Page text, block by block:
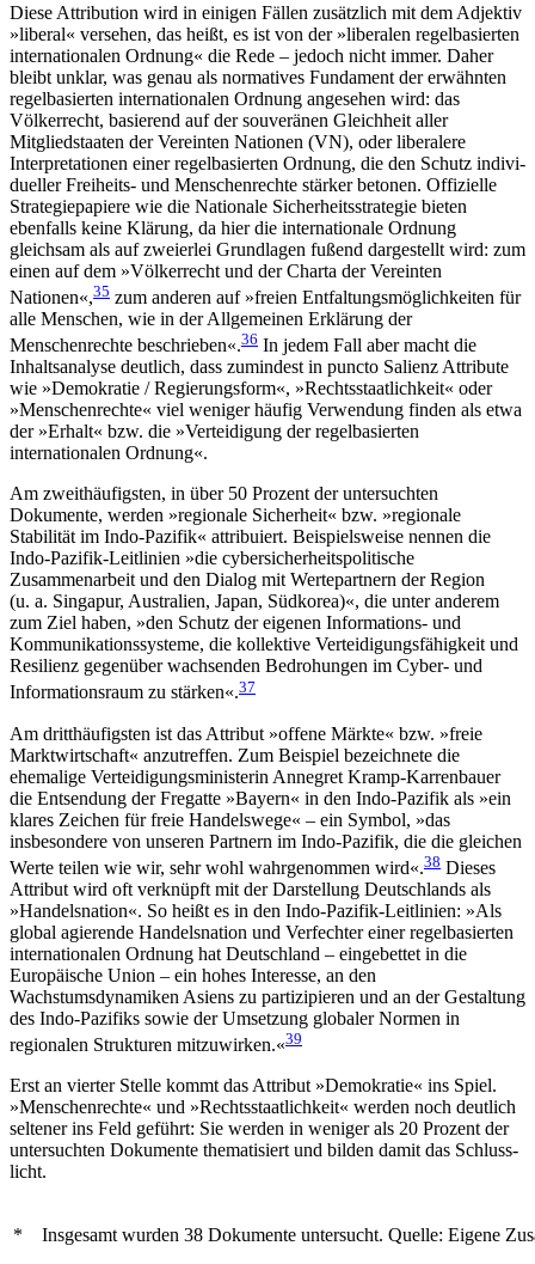
Diese Attribution wird in einigen Fällen zusätzlich mit dem Adjektiv
»liberal« versehen, das heißt, es ist von der »liberalen regelbasierten
internationalen Ord­nung« die Rede – jedoch nicht immer. Daher
bleibt unklar, was genau als normatives Fundament der erwähnten
regelbasierten internationalen Ordnung angesehen wird: das
Völkerrecht, basierend auf der souveränen Gleichheit aller
Mitgliedstaaten der Ver­ein­ten Nationen (VN), oder liberalere
Interpretationen einer regelbasierten Ordnung, die den Schutz indivi­
du­eller Freiheits- und Menschenrechte stärker beto­nen. Offizielle
Strategiepapiere wie die Nationale Sicherheitsstrategie bieten
ebenfalls keine Klärung, da hier die internationale Ordnung
gleichsam als auf zweier­lei Grundlagen fußend dargestellt wird: zum
einen auf dem »Völkerrecht und der Charta der Vereinten
Nationen«,35 zum anderen auf »freien Entfaltungsmöglichkeiten für
alle Menschen, wie in der Allge­mei­nen Erklärung der
Menschenrechte beschrieben«.36 In jedem Fall aber macht die
Inhaltsanalyse deutlich, dass zumindest in puncto Salienz Attribute
wie »Demokratie / Regierungsform«, »Rechtsstaatlichkeit« oder
»Menschenrechte« viel weniger häufig Verwendung finden als etwa
der »Erhalt« bzw. die »Verteidigung der regelbasierten
internationalen Ordnung«.
Am zweithäufigsten, in über 50 Prozent der untersuchten
Dokumente, werden »regionale Sicherheit« bzw. »regionale
Stabilität im Indo-Pazifik« attribuiert. Beispielsweise nennen die
Indo-Pazifik-Leitlinien »die cybersicher­heits­politische
Zusammenarbeit und den Dialog mit Wertepartnern der Region
(u. a. Singapur, Australien, Japan, Südkorea)«, die unter anderem
zum Ziel haben, »den Schutz der eigenen Informations- und
Kommunikationssysteme, die kollektive Verteidi­gungs­fähigkeit und
Resilienz gegenüber wachsenden Bedro­hungen im Cyber- und
Informationsraum zu stärken«.37
Am dritthäufigsten ist das Attribut »offene Märkte« bzw. »freie
Markt­wirtschaft« anzutreffen. Zum Bei­spiel bezeichnete die
ehemalige Verteidigungsministe­rin Annegret Kramp-Karrenbauer
die Entsendung der Fregatte »Bayern« in den Indo-Pazifik als »ein
klares Zeichen für freie Handelswege« – ein Symbol, »das
insbesondere von unseren Partnern im Indo-Pazifik, die die gleichen
Werte teilen wie wir, sehr wohl wahr­genommen wird«.38 Dieses
Attribut wird oft ver­knüpft mit der Darstellung Deutschlands als
»Handels­nation«. So heißt es in den Indo-Pazifik-Leitlinien: »Als
global agierende Handelsnation und Verfechter einer regel­basierten
internationalen Ord­nung hat Deutschland – eingebettet in die
Europäische Union – ein hohes Inter­esse, an den
Wachstumsdynamiken Asiens zu partizipieren und an der Gestaltung
des Indo-Pazifiks sowie der Umsetzung globaler Normen in
regionalen Strukturen mitzu­wirken.«39
Erst an vierter Stelle kommt das Attribut »Demokratie« ins Spiel.
»Menschenrechte« und »Rechtsstaatlichkeit« werden noch deutlich
seltener ins Feld ge­führt: Sie werden in weniger als 20 Prozent der
unter­suchten Dokumente thematisiert und bilden damit das Schluss­
licht.
* Insgesamt wurden 38 Dokumente untersucht. Quelle: Eigene